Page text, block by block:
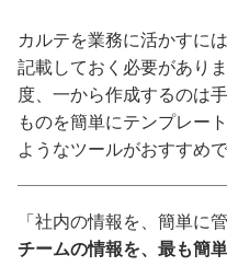
カルテを業務に活かすに
記載しておく必要があり
度、一から作成するのは
ものを簡単にテンプレー
ようなツールがおすすめで
「社内の情報を、簡単に
チームの情報を、最も簡